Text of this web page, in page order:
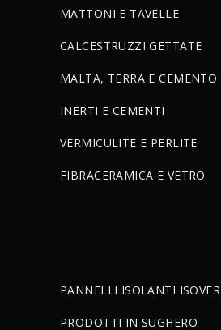
MATTONI E TAVELLE
CALCESTRUZZI GETTATE
MALTA, TERRA E CEMENTO
INERTI E CEMENTI
VERMICULITE E PERLITE
FIBRACERAMICA E VETRO
PANNELLI ISOLANTI ISOVER
PRODOTTI IN SUGHERO